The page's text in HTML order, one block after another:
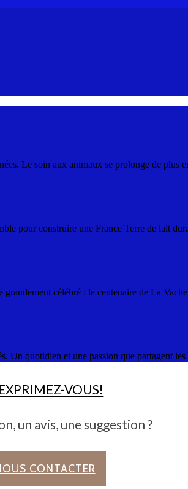
Le soin aux animaux se prolonge de plus
pour construire une France Terre de lait
célébré : le centenaire de La
quotidien et une passion que partagent
EXPRIMEZ-VOUS!
un avis, une suggestion ?
CONTACTER